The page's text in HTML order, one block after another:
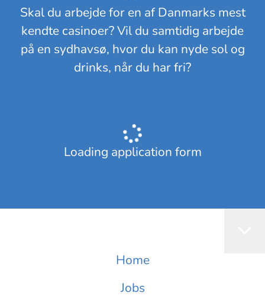
Skal du arbejde for en af Danmarks mest
kendte casinoer? Vil du samtidig arbejde
på en sydhavsø, hvor du kan nyde sol og
drinks, når du har fri?
Loading application form
Home
Jobs